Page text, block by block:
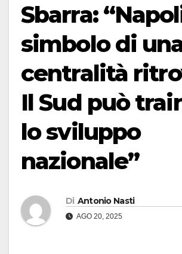
Sbarra:
simbolo di
centralità
Il Sud può
lo sviluppo
nazionale”
Di Antonio Nasti
AGO 20, 2025